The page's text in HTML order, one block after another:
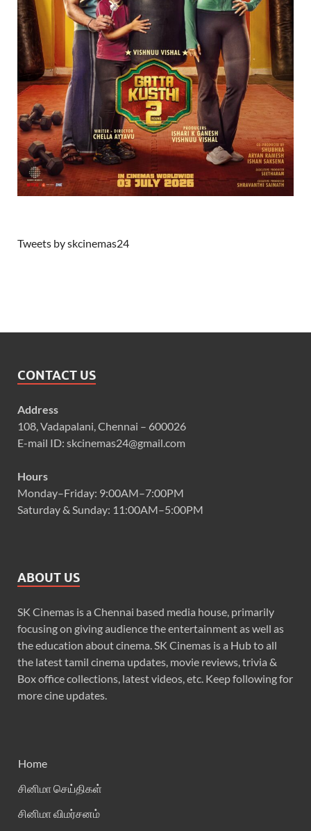
Tweets by skcinemas24
CONTACT US
Address
108, Vadapalani, Chennai – 600026
E-mail ID: skcinemas24@gmail.com
Hours
Monday–Friday: 9:00AM–7:00PM
Saturday & Sunday: 11:00AM–5:00PM
ABOUT US
SK Cinemas is a Chennai based media house, primarily
focusing on giving audience the entertainment as well as
the education about cinema. SK Cinemas is a Hub to all
the latest tamil cinema updates, movie reviews, trivia &
Box office collections, latest videos, etc. Keep following for
more cine updates.
Home
சினிமா செய்திகள்
சினிமா விமர்சனம்